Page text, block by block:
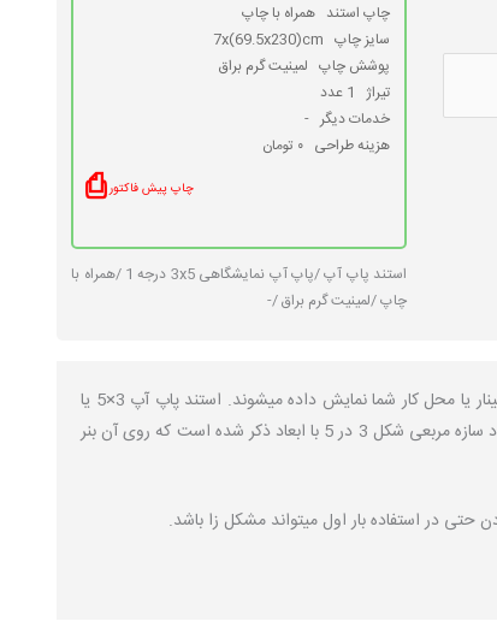
چاپ استند همراه با چاپ
سایز چاپ 7x(69.5x230)cm
پوشش چاپ لمینیت گرم براق
تیراژ 1 عدد
خدمات دیگر -
هزینه طراحی ۰ تومان
چاپ پیش فاکتور⎙
استند پاپ آپ /پاپ آپ نمایشگاهی 3x5 درجه 1 /
همراه با
چاپ /لمینیت گرم براق /-
استند پاپ آپ سازه ای سبک، قابل حمل با کارکرد بسیار آسان است که تصاویر چاپ شده در کنار هم به صورت یک دیوار و بک گراند برای غرفه نمایشگاهی، سمینار یا محل کار شما نمایش داده میشوند. استند پاپ آپ 3×5 یا
همان پاپ آپ نمایشگاهی 3×5 با ابعاد بزرگ و عرض زیاد خود مناسب غرفه های نمایشگاهی با اندازه های بزرگ است. این استند پاپ آپ تشکیل شده از 15 عدد سازه مربعی شکل 3 در 5 با ابعاد ذکر شده است که روی آن بنر